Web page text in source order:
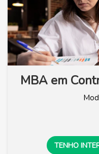
MBA em
TENHO